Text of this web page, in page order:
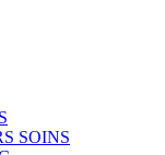
SOINS